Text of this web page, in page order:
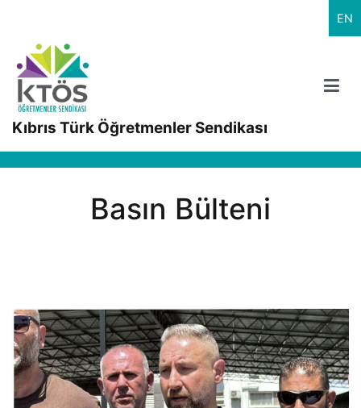
EN
Kıbrıs Türk Öğretmenler Sendikası
Basın Bülteni